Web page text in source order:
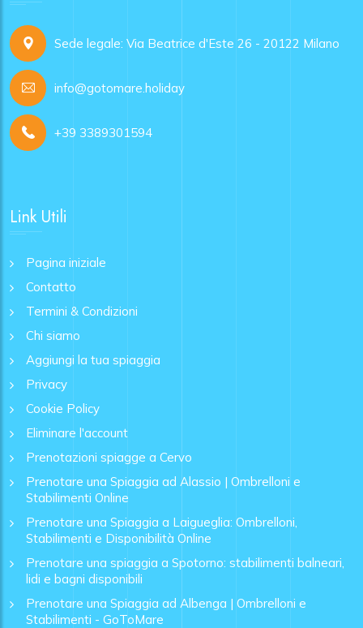
Sede legale: Via Beatrice d'Este 26 - 20122 Milano
info@gotomare.holiday
+39 3389301594
Link Utili
Pagina iniziale
Contatto
Termini & Condizioni
Chi siamo
Aggiungi la tua spiaggia
Privacy
Cookie Policy
Eliminare l'account
Prenotazioni spiagge a Cervo
Prenotare una Spiaggia ad Alassio | Ombrelloni e
Stabilimenti Online
Prenotare una Spiaggia a Laigueglia: Ombrelloni,
Stabilimenti e Disponibilità Online
Prenotare una spiaggia a Spotorno: stabilimenti balneari,
lidi e bagni disponibili
Prenotare una Spiaggia ad Albenga | Ombrelloni e
Stabilimenti - GoToMare